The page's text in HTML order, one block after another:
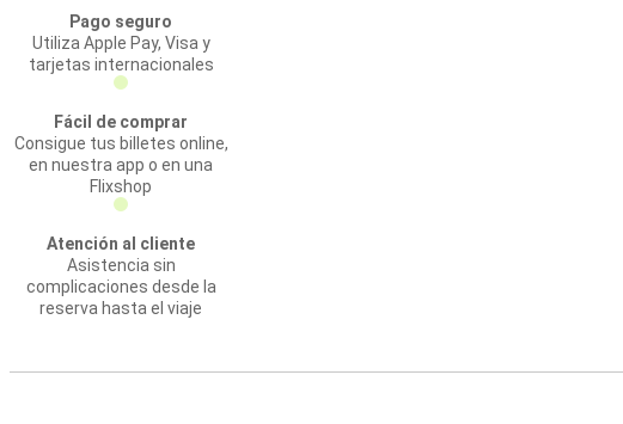
Pago seguro
Utiliza Apple Pay, Visa y
tarjetas internacionales
Fácil de comprar
Consigue tus billetes online,
en nuestra app o en una
Flixshop
Atención al cliente
Asistencia sin
complicaciones desde la
reserva hasta el viaje